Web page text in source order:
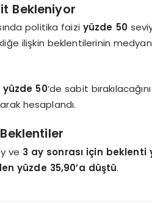
Bekleniyor
politika faizi yüzde 50
ilişkin beklentilerinin
yüzde 50‘de sabit
hesaplandı.
ve 3 ay sonrası için beklenti
yüzde 35,90’a düştü.